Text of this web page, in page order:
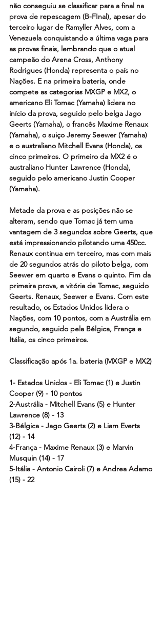
não conseguiu se classificar para a final na
prova de repescagem (B-FInal), apesar do
terceiro lugar de Ramyller Alves, com a
Venezuela conquistando a última vaga para
as provas finais, lembrando que o atual
campeão do Arena Cross, Anthony
Rodrigues (Honda) representa o país no
Nações. E na primeira bateria, onde
compete as categorias MXGP e MX2, o
americano Eli Tomac (Yamaha) lidera no
início da prova, seguido pelo belga Jago
Geerts (Yamaha), o francês Maxime Renaux
(Yamaha), o suiço Jeremy Seewer (Yamaha)
e o australiano Mitchell Evans (Honda), os
cinco primeiros. O primeiro da MX2 é o
australiano Hunter Lawrence (Honda),
seguido pelo americano Justin Cooper
(Yamaha).
Metade da prova e as posições não se
alteram, sendo que Tomac já tem uma
vantagem de 3 segundos sobre Geerts, que
está impressionando pilotando uma 450cc.
Renaux continua em terceiro, mas com mais
de 20 segundos atrás do piloto belga, com
Seewer em quarto e Evans o quinto. Fim da
primeira prova, e vitória de Tomac, seguido
Geerts. Renaux, Seewer e Evans. Com este
resultado, os Estados Unidos lidera o
Nações, com 10 pontos, com a Austrália em
segundo, seguido pela Bélgica, França e
Itália, os cinco primeiros.
Classificação após 1a. bateria (MXGP e MX2)
1- Estados Unidos - Eli Tomac (1) e Justin
Cooper (9) - 10 pontos
2-Austrália - Mitchell Evans (5) e Hunter
Lawrence (8) - 13
3-Bélgica - Jago Geerts (2) e Liam Everts
(12) - 14
4-França - Maxime Renaux (3) e Marvin
Musquin (14) - 17
5-Itália - Antonio Cairoli (7) e Andrea Adamo
(15) - 22